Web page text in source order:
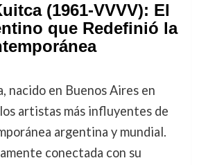
(1961-VVVV): El
que Redefinió la
nacido en Buenos Aires en
artistas más influyentes de
argentina y mundial.
conectada con su